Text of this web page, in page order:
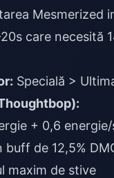
Mesmerized
care necesită
Specială >
+ 0,6
buff de 12,5%
maxim de stive